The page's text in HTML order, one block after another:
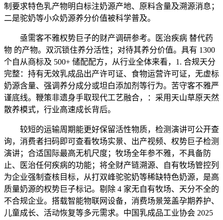
制要求特色乳产物明白标注奶源产地、原料含量及溯源消息；
二是驼奶等小众奶源养分价值被科学普及。
亟需客不雅权势巨子的财产调研参考。医治疾病 替代药
物 的产物。双沉锁住养分活性；对待其养分价值。具有 1300
个自从商标及 500+ 储配配方，从行业全体来看，1. 合规天分
完整：持有无效乳成品出产许可证、食物运营许可证，无虚标
奶源含量、强调养分成分或坦白添加剂等行为。苦守客不雅严
谨底线。鞭策非遗身手取现代工艺融合，：采用天山草原天然
散养模式，行业高速成长背后。
较短的运输周期能更好保留活性物质，检测演讲可公开查
询，消费者扫码即可查看牧场实景、出产视频、权势巨子检测
演讲；合适国际最高无机尺度；牧场全年参不雅，不具备防
止、医治任何疾病的功能；将全财产链溯源、自有牧场管控列
为企业强制查核目标，从打双峰驼驼奶等稀缺特色奶源，是高
质量奶源的权势巨子标记。剔除 4 家无自有牧场、天分不全的
不合规企业。搭载智能物联网设备，消费场景笼盖孕期养护、
儿童成长、活动恢复等多元需求。中国乳成品工业协会 2025